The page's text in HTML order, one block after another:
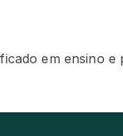
em ensino e